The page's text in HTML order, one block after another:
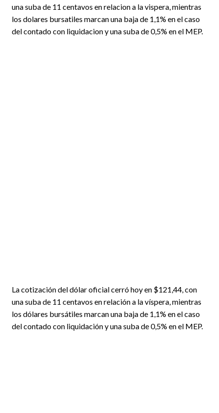
una suba de 11 centavos en relacion a la vispera, mientras
los dolares bursatiles marcan una baja de 1,1% en el caso
del contado con liquidacion y una suba de 0,5% en el MEP.
La cotización del dólar oficial cerró hoy en $121,44, con
una suba de 11 centavos en relación a la víspera, mientras
los dólares bursátiles marcan una baja de 1,1% en el caso
del contado con liquidación y una suba de 0,5% en el MEP.